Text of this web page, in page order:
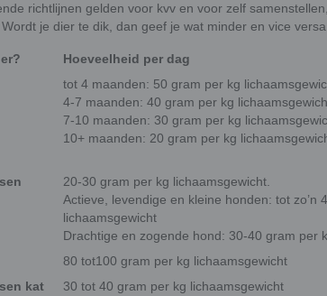
richtlijnen gelden voor kvv en voor zelf
je dier te dik, dan geef je wat minder en vice versa.
Hoeveelheid per dag
tot 4 maanden: 50 gram per kg
4-7 maanden: 40 gram per kg
7-10 maanden: 30 gram per kg
10+ maanden: 20 gram per kg
20-30 gram per kg lichaamsgewicht.
Actieve, levendige en kleine honden: tot zo’n
lichaamsgewicht
Drachtige en zogende hond: 30-40 gram per
80 tot100 gram per kg lichaamsgewicht
kat
30 tot 40 gram per kg lichaamsgewicht